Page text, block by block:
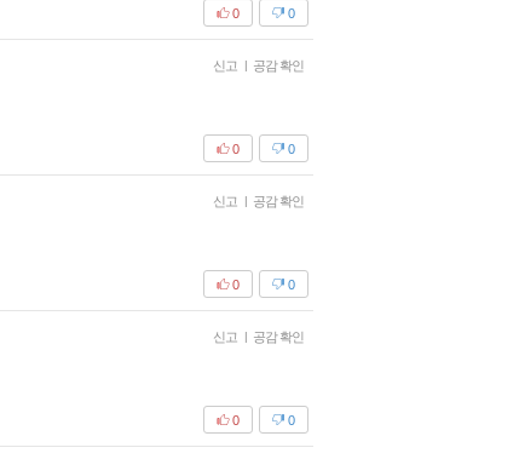
0
0
신고 | 공감 확인
0
0
신고 | 공감 확인
0
0
신고 | 공감 확인
0
0